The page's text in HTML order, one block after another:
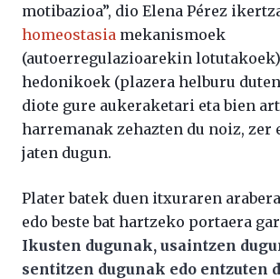
motibazioa”, dio Elena Pérez
homeostasia mekanismoek
(autoerregulazioarekin
hedonikoek (plazera helburu
diote gure aukeraketari eta bien
harremanak zehazten du noiz, zer
jaten dugun.
Plater batek duen itxuraren
edo beste bat hartzeko portaera
Ikusten dugunak, usaintzen
sentitzen dugunak edo entzuten